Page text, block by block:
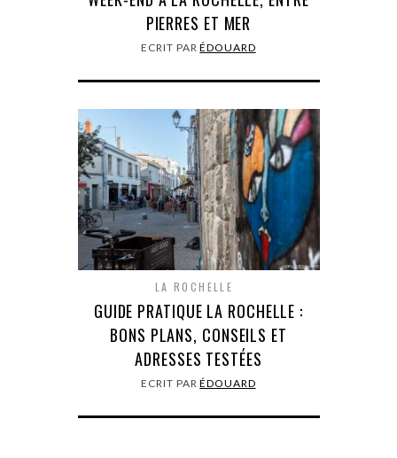
PIERRES ET MER
ECRIT PARÉDOUARD
LA ROCHELLE
GUIDE PRATIQUE LA ROCHELLE :
BONS PLANS, CONSEILS ET
ADRESSES TESTÉES
ECRIT PARÉDOUARD